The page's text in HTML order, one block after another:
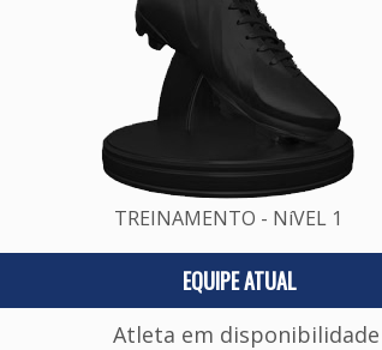
TREINAMENTO - NíVEL 1
EQUIPE ATUAL
Atleta em disponibilidade